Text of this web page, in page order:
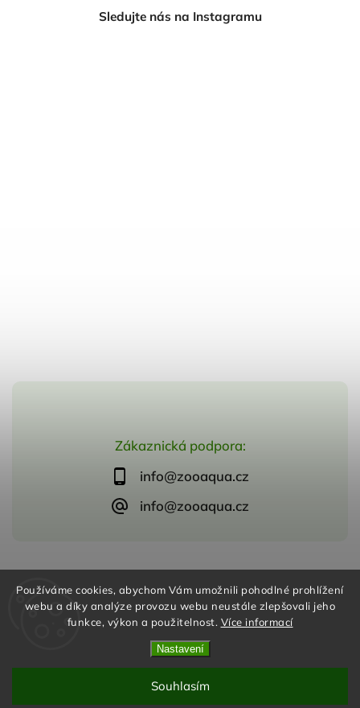
Používáme cookies, abychom Vám umožnili pohodlné prohlížení
webu a díky analýze provozu webu neustále zlepšovali jeho
funkce, výkon a použitelnost. Více informací
Nastavení
Souhlasím
Zákaznická podpora:
info@zooaqua.cz
info@zooaqua.cz
Sledujte nás na Instagramu
VytvořilShoptet | DesignShoptak.cz